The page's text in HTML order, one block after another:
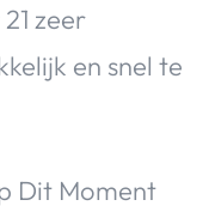
zeer
en snel te
Dit Moment